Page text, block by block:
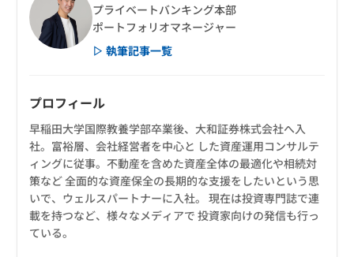
プライベートバンキング本部
ポートフォリオマネージャー
▷ 執筆記事一覧
プロフィール
早稲田大学国際教養学部卒業後、大和証券株式会社へ入
社。富裕層、会社経営者を中心と した資産運用コンサルテ
ィングに従事。不動産を含めた資産全体の最適化や相続対
策など 全面的な資産保全の長期的な支援をしたいという思
いで、ウェルスパートナーに入社。 現在は投資専門誌で連
載を持つなど、様々なメディアで 投資家向けの発信も行っ
ている。